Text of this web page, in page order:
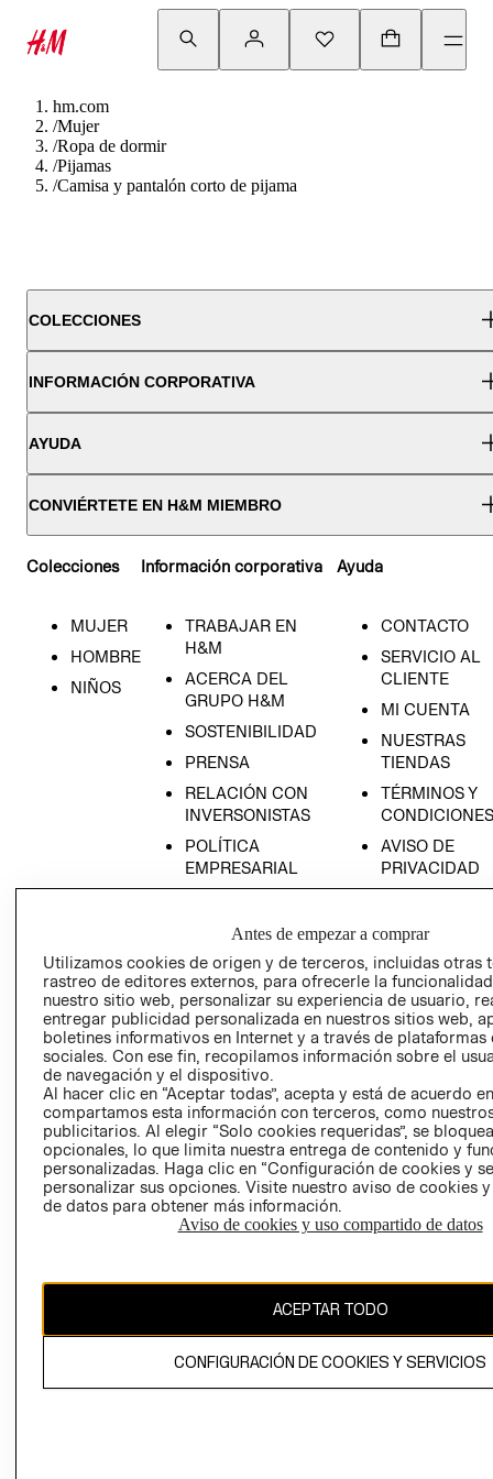
hm.com
/Mujer
/Ropa de dormir
/Pijamas
/Camisa y pantalón corto de pijama
COLECCIONES
INFORMACIÓN CORPORATIVA
AYUDA
CONVIÉRTETE EN H&M MIEMBRO
Colecciones
MUJER
HOMBRE
NIÑOS
Información corporativa
TRABAJAR EN
H&M
ACERCA DEL
GRUPO H&M
SOSTENIBILIDAD
PRENSA
RELACIÓN CON
INVERSONISTAS
POLÍTICA
EMPRESARIAL
Ayuda
CONTACTO
SERVICIO AL
CLIENTE
MI CUENTA
NUESTRAS
TIENDAS
TÉRMINOS Y
CONDICIONES
AVISO DE
PRIVACIDAD
AVISO DE
LIBRO DE
Ecuador ($)
CAMBIAR REGIÓN
propiedad de H&M Hennes & Mauritz AB.
Antes de empezar a comprar
Utilizamos cookies de origen y de terceros, incluidas otras
rastreo de editores externos, para ofrecerle la
nuestro sitio web, personalizar su experiencia de usuario,
entregar publicidad personalizada en nuestros sitios web,
boletines informativos en Internet y a través de plataformas
sociales. Con ese fin, recopilamos información sobre el
de navegación y el dispositivo.
Al hacer clic en “Aceptar todas”, acepta y está de acuerdo
compartamos esta información con terceros, como
publicitarios. Al elegir “Solo cookies requeridas”, se
opcionales, lo que limita nuestra entrega de contenido y
personalizadas. Haga clic en “Configuración de cookies y
personalizar sus opciones. Visite nuestro aviso de cookies
de datos para obtener más información.
Aviso de cookies y uso compartido de datos
ACEPTAR TODO
CONFIGURACIÓN DE COOKIES Y SERVICIOS